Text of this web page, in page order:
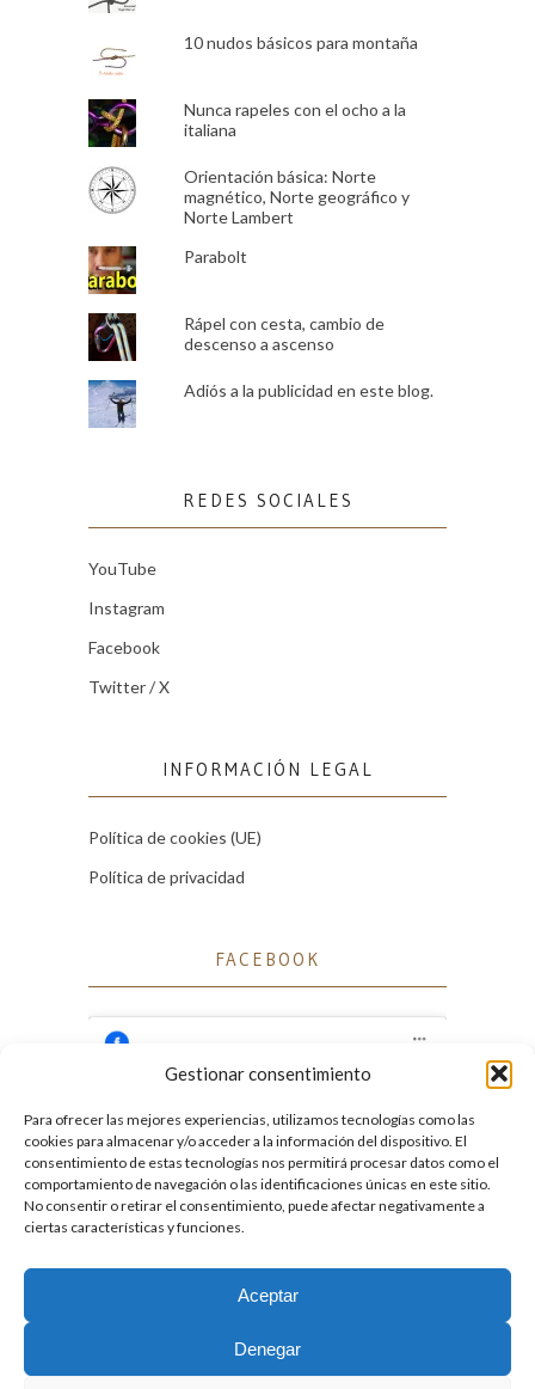
Gestionar consentimiento
Para ofrecer las mejores experiencias, utilizamos tecnologías como las
cookies para almacenar y/o acceder a la información del dispositivo. El
consentimiento de estas tecnologías nos permitirá procesar datos como el
comportamiento de navegación o las identificaciones únicas en este sitio.
No consentir o retirar el consentimiento, puede afectar negativamente a
ciertas características y funciones.
Aceptar
Denegar
10 nudos básicos para montaña
Nunca rapeles con el ocho a la
italiana
Orientación básica: Norte
magnético, Norte geográfico y
Norte Lambert
Parabolt
Rápel con cesta, cambio de
descenso a ascenso
Adiós a la publicidad en este blog.
REDES SOCIALES
YouTube
Instagram
Facebook
Twitter / X
INFORMACIÓN LEGAL
Política de cookies (UE)
Política de privacidad
FACEBOOK
Facebook
Haz clic para aceptar cookies de marketing
y permitir este contenido